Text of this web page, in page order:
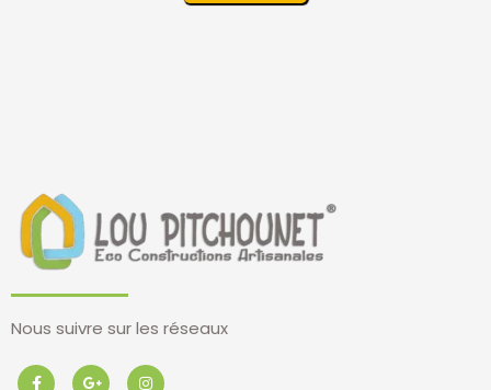
Nous suivre sur les réseaux